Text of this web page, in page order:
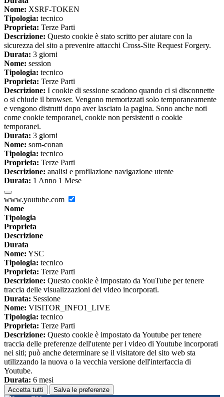
Nome: XSRF-TOKEN
Tipologia: tecnico
Proprieta: Terze Parti
Descrizione: Questo cookie è stato scritto per aiutare con la
sicurezza del sito a prevenire attacchi Cross-Site Request Forgery.
Durata: 3 giorni
Nome: session
Tipologia: tecnico
Proprieta: Terze Parti
Descrizione: I cookie di sessione scadono quando ci si disconnette
o si chiude il browser. Vengono memorizzati solo temporaneamente
e vengono distrutti dopo aver lasciato la pagina. Sono anche noti
come cookie temporanei, cookie non persistenti o cookie
temporanei.
Durata: 3 giorni
Nome: som-conan
Tipologia: tecnico
Proprieta: Terze Parti
Descrizione: analisi e profilazione navigazione utente
Durata: 1 Anno 1 Mese
www.youtube.com
Nome
Tipologia
Proprieta
Descrizione
Durata
Nome: YSC
Tipologia: tecnico
Proprieta: Terze Parti
Descrizione: Questo cookie è impostato da YouTube per tenere
traccia delle visualizzazioni dei video incorporati.
Durata: Sessione
Nome: VISITOR_INFO1_LIVE
Tipologia: tecnico
Proprieta: Terze Parti
Descrizione: Questo cookie è impostato da Youtube per tenere
traccia delle preferenze dell'utente per i video di Youtube incorporati
nei siti; può anche determinare se il visitatore del sito web sta
utilizzando la nuova o la vecchia versione dell'interfaccia di
Youtube.
Durata: 6 mesi
Accetta tutti Salva le preferenze